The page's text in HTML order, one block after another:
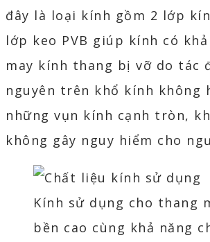
đây là loại kính gồm 2 lớp
lớp keo PVB giúp kính có
may kính thang bị vỡ do tác
nguyên trên khổ kính
những vụn kính cạnh tròn,
không gây nguy hiểm cho
Kính sử dụng cho thang
bền cao cùng khả năng